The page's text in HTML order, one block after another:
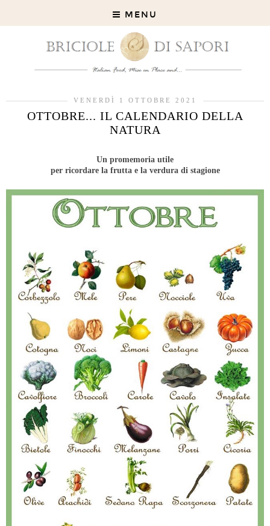
MENU
VENERDÌ 1 OTTOBRE 2021
OTTOBRE... IL CALENDARIO DELLA
NATURA
Un promemoria utile
per ricordare la frutta e la verdura di stagione